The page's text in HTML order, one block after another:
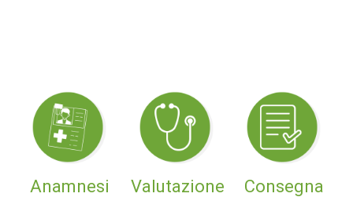
Anamnesi
Valutazione
Consegna